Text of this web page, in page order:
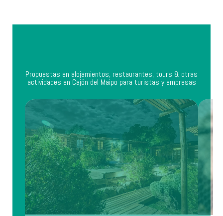
Propuestas en alojamientos, restaurantes, tours & otras
actividades en Cajón del Maipo para turistas y empresas